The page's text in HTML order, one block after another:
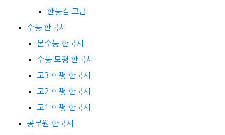
한능검 고급
수능 한국사
본수능 한국사
수능 모평 한국사
고3 학평 한국사
고2 학평 한국사
고1 학평 한국사
공무원 한국사